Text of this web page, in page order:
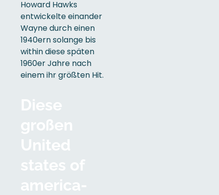
Howard Hawks
entwickelte einander
Wayne durch einen
1940ern solange bis
within diese späten
1960er Jahre nach
einem ihr größten Hit.
Diese
großen
United
states of
america-